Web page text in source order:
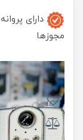
دارای
مجوزها